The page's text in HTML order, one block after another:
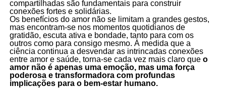
compartilhadas são fundamentais para construir
conexões fortes e solidárias.
Os benefícios do amor não se limitam a grandes gestos,
mas encontram-se nos momentos quotidianos de
gratidão, escuta ativa e bondade, tanto para com os
outros como para consigo mesmo. À medida que a
ciência continua a desvendar as intrincadas conexões
entre amor e saúde, torna-se cada vez mais claro que o
amor não é apenas uma emoção, mas uma força
poderosa e transformadora com profundas
implicações para o bem-estar humano.